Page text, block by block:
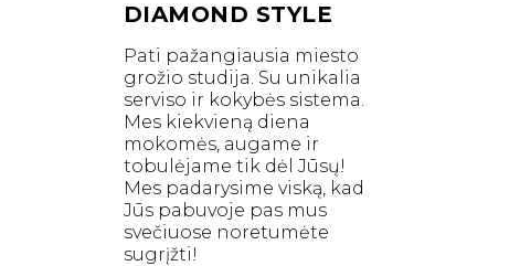
DIAMOND STYLE
Pati pažangiausia miesto
grožio studija. Su unikalia
serviso ir kokybės sistema.
Mes kiekvieną diena
mokomės, augame ir
tobulėjame tik dėl Jūsų!
Mes padarysime viską, kad
Jūs pabuvoje pas mus
svečiuose noretumėte
sugrįžti!